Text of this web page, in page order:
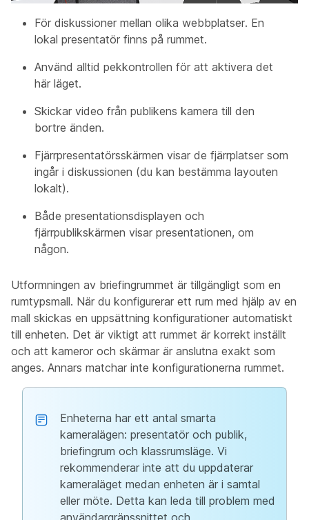
För diskussioner mellan olika webbplatser. En
lokal presentatör finns på rummet.
Använd alltid pekkontrollen för att aktivera det
här läget.
Skickar video från publikens kamera till den
bortre änden.
Fjärrpresentatörsskärmen visar de fjärrplatser som
ingår i diskussionen (du kan bestämma layouten
lokalt).
Både presentationsdisplayen och
fjärrpublikskärmen visar presentationen, om
någon.
Utformningen av briefingrummet är tillgängligt som en
rumtypsmall. När du konfigurerar ett rum med hjälp av en
mall skickas en uppsättning konfigurationer automatiskt
till enheten. Det är viktigt att rummet är korrekt inställt
och att kameror och skärmar är anslutna exakt som
anges. Annars matchar inte konfigurationerna rummet.
Enheterna har ett antal smarta
kameralägen: presentatör och publik,
briefingrum och klassrumsläge. Vi
rekommenderar inte att du uppdaterar
kameraläget medan enheten är i samtal
eller möte. Detta kan leda till problem med